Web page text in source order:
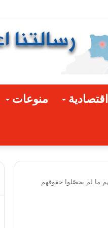
اقتصادية منوعات
ما لم يحصّلوا حقوقهم